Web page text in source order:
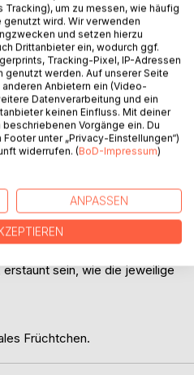
Fantasie beflügelt. Ob
besungen - sie tauchen
Büchlein viele
ausgehen. Interessant
sich entwickeln. Und so
sein, wie die jeweilige
Früchtchen.
um zu messen, wie häufig
wird. Wir verwenden
und setzen hierzu
Drittanbieter ein, wodurch ggf.
Tracking-Pixel, IP-Adressen
werden. Auf unserer Seite
Anbietern ein (Video-
Datenverarbeitung und ein
keinen Einfluss. Mit deiner
Vorgänge ein. Du
unter „Privacy-Einstellungen“)
widerrufen. (BoD-Impressum)
ANPASSEN